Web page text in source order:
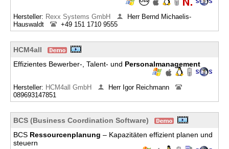
Hersteller: Rexx Systems GmbH
Herr Bernd Michaelis-
Hauswaldt
+49 151 1710 9555
HCM4all
Effizientes Bewerber-, Talent- und Personalmanagement
Hersteller: HCM4all GmbH
Herr Igor Reichmann
089693147851
BCS (Business Coordination Software)
BCS Ressourcenplanung – Kapazitäten effizient planen und
steuern